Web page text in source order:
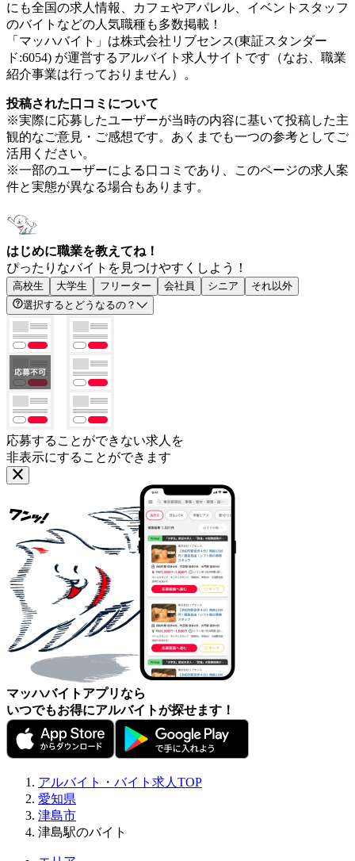
にも全国の求人情報、カフェやアパレル、イベントスタッフ
のバイトなどの人気職種も多数掲載！
「マッハバイト」は株式会社リブセンス(東証スタンダー
ド:6054) が運営するアルバイト求人サイトです（なお、職業
紹介事業は行っておりません）。
投稿された口コミについて
※実際に応募したユーザーが当時の内容に基いて投稿した主
観的なご意見・ご感想です。あくまでも一つの参考としてご
活用ください。
※一部のユーザーによる口コミであり、このページの求人案
件と実態が異なる場合もあります。
はじめに職業を教えてね！
ぴったりなバイトを見つけやすくしよう！
高校生 大学生 フリーター 会社員 シニア
それ以外
選択するとどうなるの？
応募することができない求人を
非表示にすることができます
マッハバイトアプリなら
いつでもお得にアルバイトが探せます！
アルバイト・バイト求人TOP
愛知県
津島市
津島駅のバイト